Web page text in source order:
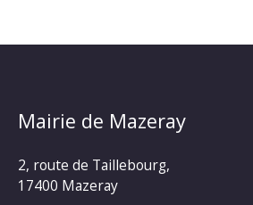
Mairie de Mazeray
2, route de Taillebourg,
17400 Mazeray